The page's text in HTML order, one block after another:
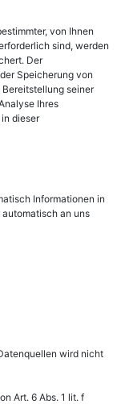
von Ihnen
sind, werden
Der
Speicherung von
seiner
Ihres
dieser
Informationen in
an uns
wird nicht
Art. 6 Abs. 1 lit. f